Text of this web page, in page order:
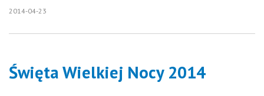
2014-04-23
Święta Wielkiej Nocy 2014